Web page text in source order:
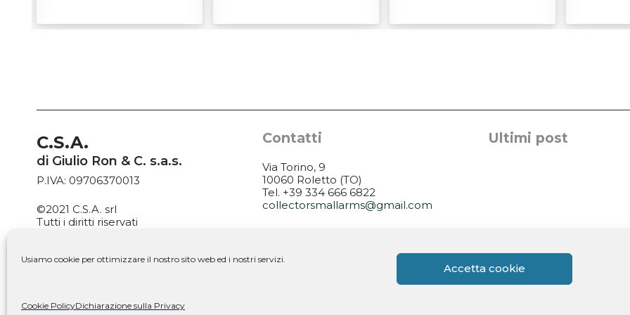
Usiamo cookie per ottimizzare il nostro sito web ed i nostri servizi.
Accetta cookie
Cookie PolicyDichiarazione sulla Privacy
C.S.A.
di Giulio Ron & C. s.a.s.
P.IVA: 09706370013
©2021 C.S.A. srl
Tutti i diritti riservati
Contatti
Via Torino, 9
10060 Roletto (TO)
Tel. +39 334 666 6822
collectorsmallarms@gmail.com
VENERDÌ: 14.30-18.30
Ultimi post